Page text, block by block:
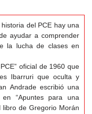
del PCE hay una
ayudar a comprender
la lucha de clases en
oficial de 1960 que
Ibarruri que oculta y
Andrade escribió una
“Apuntes para una
libro de Gregorio Morán